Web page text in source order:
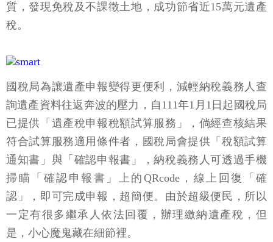
質，發現免稅及不課徵土地，成功節省近15萬元遺產
稅。
國稅局為讓遺產申報變得更便利，減輕納稅義務人查
詢遺產資料往返奔波的壓力，自111年1月1日起國稅局
已提供「遺產稅申報稅額試算服務」，倘經查核結果
符合試算服務適用條件者，國稅局會提供「稅額試算
通知書」與「確認申報書」，納稅義務人可透過手機
掃瞄「確認申報書」上的QRcode，線上回復「確
認」，即可完成申報，超簡便。由於超級便民，所以
一定有很多繼承人依法回覆，辦理繳納遺產稅，但
是，小心魔鬼藏在細節裡。